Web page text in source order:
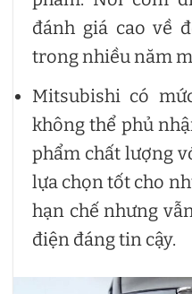
đánh giá cao về
trong nhiều năm
Mitsubishi có
không thể phủ
phẩm chất lượng
lựa chọn tốt cho
hạn chế nhưng
điện đáng tin cậy.